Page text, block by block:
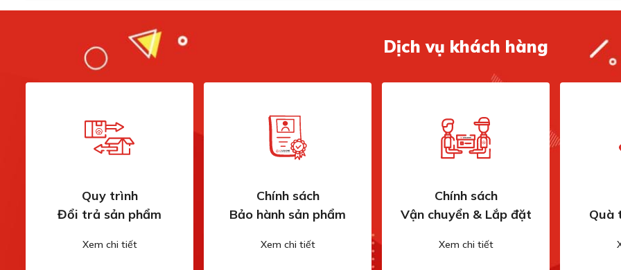
Dịch vụ khách hàng
Quy trình
Đổi trả sản phẩm
Xem chi tiết
Chính sách
Bảo hành sản phẩm
Xem chi tiết
Chính sách
Vận chuyển & Lắp đặt
Xem chi tiết
Quà